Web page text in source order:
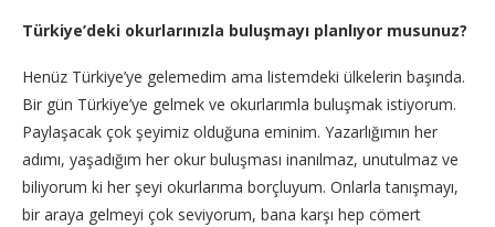
Türkiye’deki okurlarınızla buluşmayı planlıyor musunuz?
Henüz Türkiye’ye gelemedim ama listemdeki ülkelerin başında.
Bir gün Türkiye’ye gelmek ve okurlarımla buluşmak istiyorum.
Paylaşacak çok şeyimiz olduğuna eminim. Yazarlığımın her
adımı, yaşadığım her okur buluşması inanılmaz, unutulmaz ve
biliyorum ki her şeyi okurlarıma borçluyum. Onlarla tanışmayı,
bir araya gelmeyi çok seviyorum, bana karşı hep cömert